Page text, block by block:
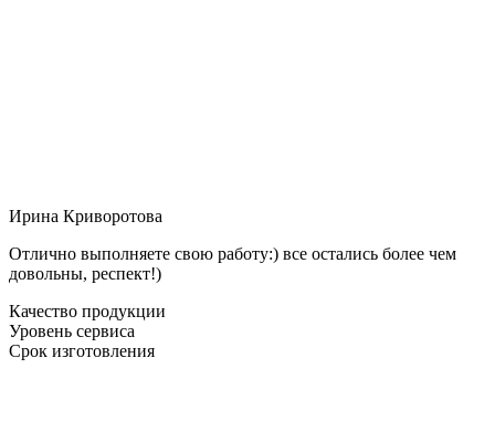
Ирина Криворотова
Отлично выполняете свою работу:) все остались более чем
довольны, респект!)
Качество продукции
Уровень сервиса
Срок изготовления